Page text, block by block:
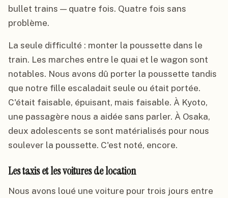
bullet trains — quatre fois. Quatre fois sans
problème.
La seule difficulté : monter la poussette dans le
train. Les marches entre le quai et le wagon sont
notables. Nous avons dû porter la poussette tandis
que notre fille escaladait seule ou était portée.
C'était faisable, épuisant, mais faisable. À Kyoto,
une passagère nous a aidée sans parler. À Osaka,
deux adolescents se sont matérialisés pour nous
soulever la poussette. C'est noté, encore.
Les taxis et les voitures de location
Nous avons loué une voiture pour trois jours entre